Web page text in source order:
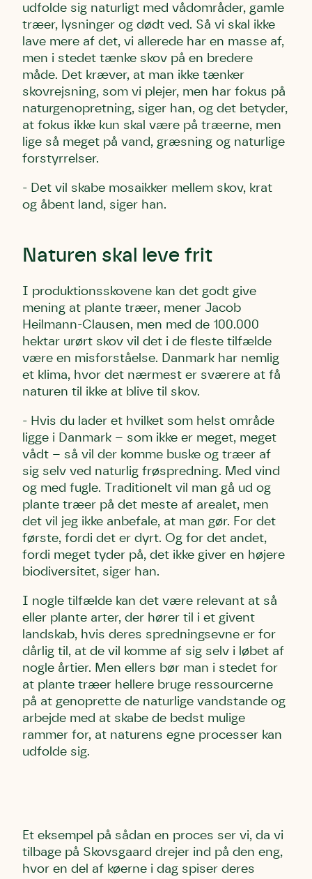
udfolde sig naturligt med vådområder, gamle
træer, lysninger og dødt ved. Så vi skal ikke
lave mere af det, vi allerede har en masse af,
men i stedet tænke skov på en bredere
måde. Det kræver, at man ikke tænker
skovrejsning, som vi plejer, men har fokus på
naturgenopretning, siger han, og det betyder,
at fokus ikke kun skal være på træerne, men
lige så meget på vand, græsning og naturlige
forstyrrelser.
- Det vil skabe mosaikker mellem skov, krat
og åbent land, siger han.
Naturen skal leve frit
I produktionsskovene kan det godt give
mening at plante træer, mener Jacob
Heilmann-Clausen, men med de 100.000
hektar urørt skov vil det i de fleste tilfælde
være en misforståelse. Danmark har nemlig
et klima, hvor det nærmest er sværere at få
naturen til ikke at blive til skov.
- Hvis du lader et hvilket som helst område
ligge i Danmark – som ikke er meget, meget
vådt – så vil der komme buske og træer af
sig selv ved naturlig frøspredning. Med vind
og med fugle. Traditionelt vil man gå ud og
plante træer på det meste af arealet, men
det vil jeg ikke anbefale, at man gør. For det
første, fordi det er dyrt. Og for det andet,
fordi meget tyder på, det ikke giver en højere
biodiversitet, siger han.
I nogle tilfælde kan det være relevant at så
eller plante arter, der hører til i et givent
landskab, hvis deres spredningsevne er for
dårlig til, at de vil komme af sig selv i løbet af
nogle årtier. Men ellers bør man i stedet for
at plante træer hellere bruge ressourcerne
på at genoprette de naturlige vandstande og
arbejde med at skabe de bedst mulige
rammer for, at naturens egne processer kan
udfolde sig.
Et eksempel på sådan en proces ser vi, da vi
tilbage på Skovsgaard drejer ind på den eng,
hvor en del af køerne i dag spiser deres